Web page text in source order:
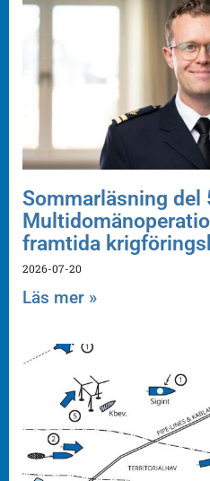
Sommarläsning del
framtida
2026-07-20
Läs mer »